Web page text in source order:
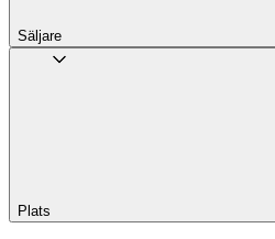
Säljare
Plats